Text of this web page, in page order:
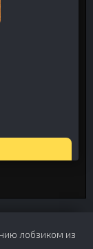
лобзиком из